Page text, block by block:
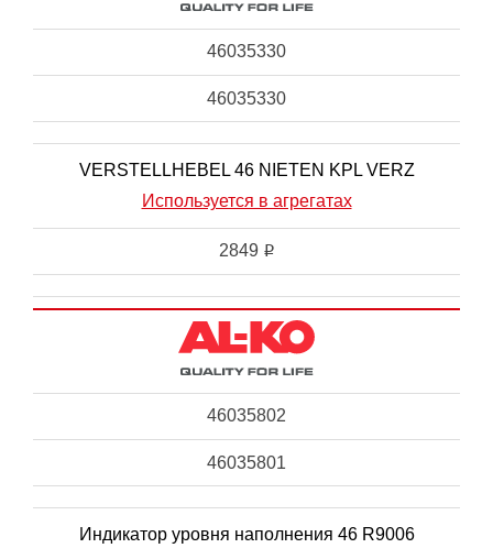
46035330
46035330
VERSTELLHEBEL 46 NIETEN KPL VERZ
Используется в агрегатах
2849 i
46035802
46035801
Индикатор уровня наполнения 46 R9006